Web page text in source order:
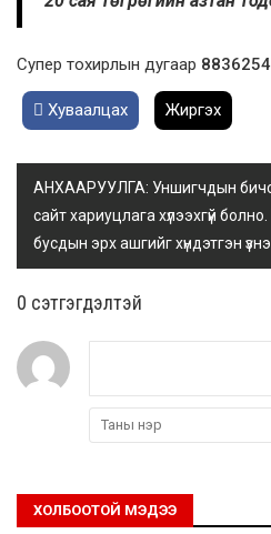
Супер тохирлын дугаар
Хуваалцах Жиргэх
АНХААРУУЛГА: Уншигчдын
сайт хариуцлага хүлээхгүй
бусдын эрх ашгийг хүндэтгэн үзнэ
0 cэтгэгдэлтэй
ХОЛБООТОЙ МЭДЭЭ